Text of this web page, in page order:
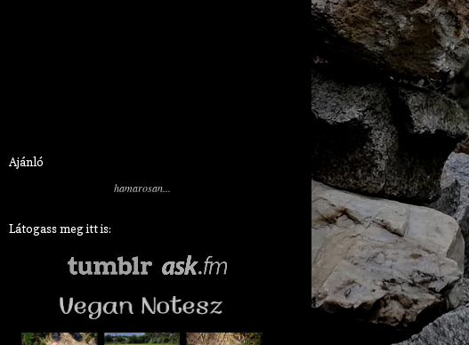
Ajánló
hamarosan...
Látogass meg itt is: